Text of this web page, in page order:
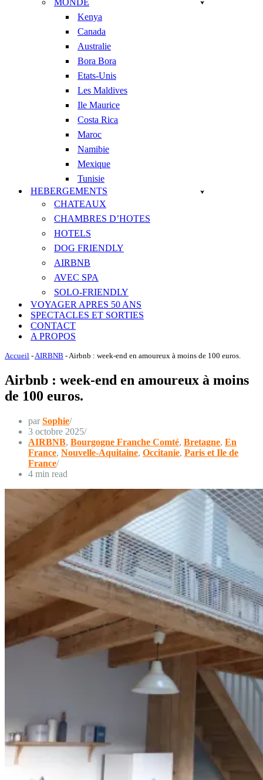
MONDE
Kenya
Canada
Australie
Bora Bora
Etats-Unis
Les Maldives
Ile Maurice
Costa Rica
Maroc
Namibie
Mexique
Tunisie
HEBERGEMENTS
CHATEAUX
CHAMBRES D’HOTES
HOTELS
DOG FRIENDLY
AIRBNB
AVEC SPA
SOLO-FRIENDLY
VOYAGER APRES 50 ANS
SPECTACLES ET SORTIES
CONTACT
A PROPOS
Accueil -AIRBNB -Airbnb : week-end en amoureux à moins de 100 euros.
Airbnb : week-end en amoureux à moins
de 100 euros.
parSophie
3 octobre 2025
AIRBNB, Bourgogne Franche Comté, Bretagne, En
France, Nouvelle-Aquitaine, Occitanie, Paris et Ile de
France
4 min read